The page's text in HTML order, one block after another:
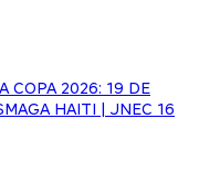
COPA 2026: 19 DE
HAITI | JNEC 16